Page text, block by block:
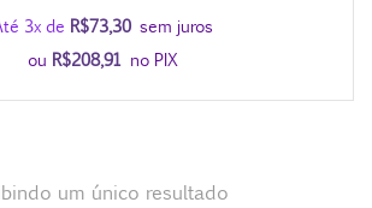
3x de R$73,30 sem juros
ou R$208,91 no PIX
um único resultado